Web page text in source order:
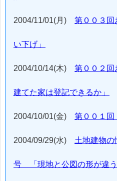
2004/11/01(月) 第００３回
い下げ」
2004/10/14(木) 第００２回
建てた家は登記できるか」
2004/10/01(金) 第００１回
2004/09/29(水) 土地建物の
号 「現地と公図の形が違う